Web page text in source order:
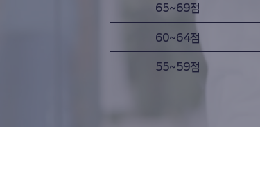
65~69점
60~64점
55~59점